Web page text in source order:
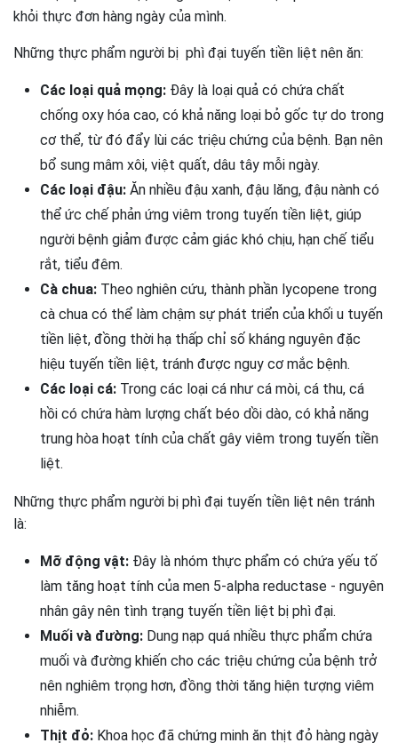
khỏi thực đơn hàng ngày của mình.
Những thực phẩm người bị phì đại tuyến tiền liệt nên ăn:
Các loại quả mọng: Đây là loại quả có chứa chất
chống oxy hóa cao, có khả năng loại bỏ gốc tự do trong
cơ thể, từ đó đẩy lùi các triệu chứng của bệnh. Bạn nên
bổ sung mâm xôi, việt quất, dâu tây mỗi ngày.
Các loại đậu: Ăn nhiều đậu xanh, đậu lăng, đậu nành có
thể ức chế phản ứng viêm trong tuyến tiền liệt, giúp
người bệnh giảm được cảm giác khó chịu, hạn chế tiểu
rắt, tiểu đêm.
Cà chua: Theo nghiên cứu, thành phần lycopene trong
cà chua có thể làm chậm sự phát triển của khối u tuyến
tiền liệt, đồng thời hạ thấp chỉ số kháng nguyên đặc
hiệu tuyến tiền liệt, tránh được nguy cơ mắc bệnh.
Các loại cá: Trong các loại cá như cá mòi, cá thu, cá
hồi có chứa hàm lượng chất béo dồi dào, có khả năng
trung hòa hoạt tính của chất gây viêm trong tuyến tiền
liệt.
Những thực phẩm người bị phì đại tuyến tiền liệt nên tránh
là:
Mỡ động vật: Đây là nhóm thực phẩm có chứa yếu tố
làm tăng hoạt tính của men 5-alpha reductase - nguyên
nhân gây nên tình trạng tuyến tiền liệt bị phì đại.
Muối và đường: Dung nạp quá nhiều thực phẩm chứa
muối và đường khiến cho các triệu chứng của bệnh trở
nên nghiêm trọng hơn, đồng thời tăng hiện tượng viêm
nhiễm.
Thịt đỏ: Khoa học đã chứng minh ăn thịt đỏ hàng ngày